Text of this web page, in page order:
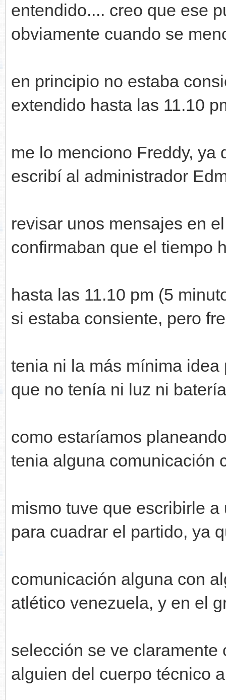
entendido.... creo que ese
obviamente cuando se
en principio no estaba
extendido hasta las 11.10
me lo menciono Freddy,
escribí al administrador
revisar unos mensajes en
confirmaban que el tiempo
hasta las 11.10 pm (5
si estaba consiente, pero
tenia ni la más mínima
que no tenía ni luz ni
como estaríamos
tenia alguna comunicación
mismo tuve que escribirle
para cuadrar el partido, ya
comunicación alguna con
atlético venezuela, y en el
selección se ve
alguien del cuerpo técnico